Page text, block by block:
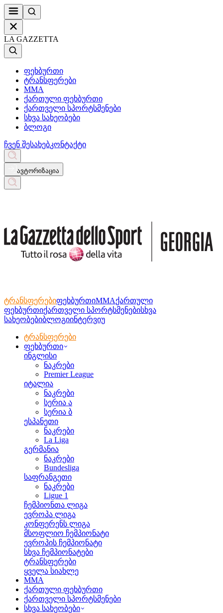
LA GAZZETTA
ფეხბურთი
ტრანსფერები
MMA
ქართული ფეხბურთი
ქართველი სპორტსმენები
სხვა სახეობები
ბლოგი
ჩვენ შესახებკონტაქტი
ავტორიზაცია
ტრანსფერებიფეხბურთიMMAქართული
ფეხბურთიქართველი სპორტსმენებისხვა
სახეობებიბლოგიინტერვიუ
ტრანსფერები
ფეხბურთი
ინგლისი
ნაკრები
Premier League
იტალია
ნაკრები
სერია ა
სერია ბ
ესპანეთი
ნაკრები
La Liga
გერმანია
ნაკრები
Bundesliga
საფრანგეთი
ნაკრები
Ligue 1
ჩემპიონთა ლიგა
ევროპა ლიგა
კონფერენს ლიგა
მსოფლიო ჩემპიონატი
ევროპის ჩემპიონატი
სხვა ჩემპიონატები
ტრანსფერები
ყველა სიახლე
MMA
ქართული ფეხბურთი
ქართველი სპორტსმენები
სხვა სახეობები